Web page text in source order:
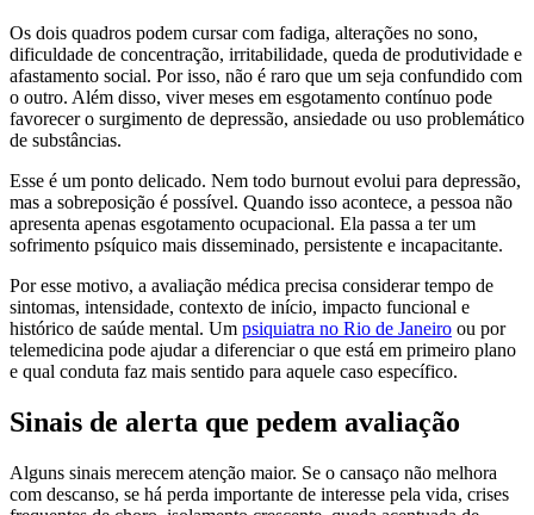
Os dois quadros podem cursar com fadiga, alterações no sono,
dificuldade de concentração, irritabilidade, queda de produtividade e
afastamento social. Por isso, não é raro que um seja confundido com
o outro. Além disso, viver meses em esgotamento contínuo pode
favorecer o surgimento de depressão, ansiedade ou uso problemático
de substâncias.
Esse é um ponto delicado. Nem todo burnout evolui para depressão,
mas a sobreposição é possível. Quando isso acontece, a pessoa não
apresenta apenas esgotamento ocupacional. Ela passa a ter um
sofrimento psíquico mais disseminado, persistente e incapacitante.
Por esse motivo, a avaliação médica precisa considerar tempo de
sintomas, intensidade, contexto de início, impacto funcional e
histórico de saúde mental. Um psiquiatra no Rio de Janeiro ou por
telemedicina pode ajudar a diferenciar o que está em primeiro plano
e qual conduta faz mais sentido para aquele caso específico.
Sinais de alerta que pedem avaliação
Alguns sinais merecem atenção maior. Se o cansaço não melhora
com descanso, se há perda importante de interesse pela vida, crises